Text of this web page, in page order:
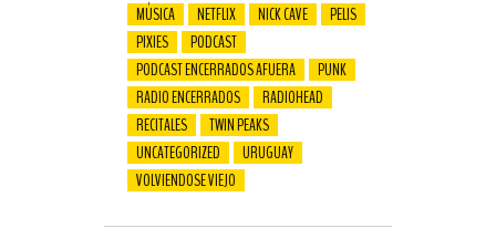
MÚSICA
NETFLIX NICK CAVE
PELIS
PIXIES
PODCAST
PODCAST ENCERRADOS AFUERA
PUNK
RADIO ENCERRADOS
RADIOHEAD
RECITALES
TWIN PEAKS
UNCATEGORIZED
URUGUAY
VOLVIENDOSE VIEJO